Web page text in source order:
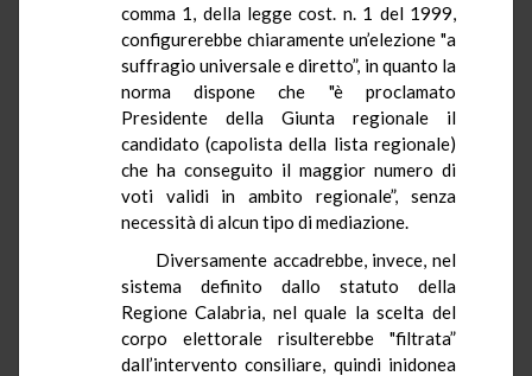
comma 1, della legge cost. n. 1 del 1999,
configurerebbe chiaramente un’elezione "a
suffragio universale e diretto”, in quanto la
norma dispone che "è proclamato
Presidente della Giunta regionale il
candidato (capolista della lista regionale)
che ha conseguito il maggior numero di
voti validi in ambito regionale”, senza
necessità di alcun tipo di mediazione.
Diversamente accadrebbe, invece, nel
sistema definito dallo statuto della
Regione Calabria, nel quale la scelta del
corpo elettorale risulterebbe "filtrata”
dall’intervento consiliare, quindi inidonea